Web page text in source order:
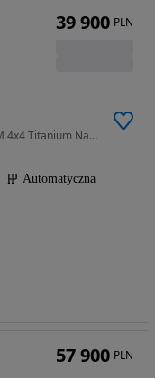
1995 cm3 • 150 KM • OKAZJA 2.0 TDCI 150 KM 4x4 Titanium Nawigacja Kamera Opłacony
Automatyczna
39 900 PLN
57 900 PLN